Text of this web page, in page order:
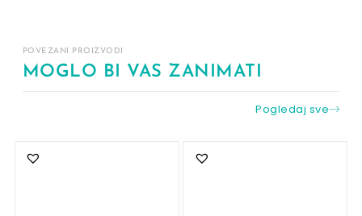
POVEZANI PROIZVODI
MOGLO BI VAS ZANIMATI
Pogledaj sve